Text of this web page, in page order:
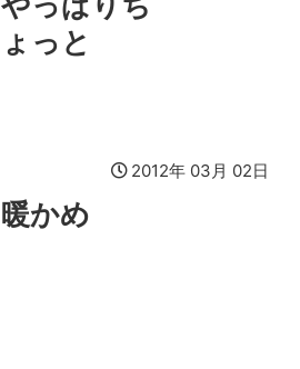
ょっと
2012年 03月 02日
暖かめ